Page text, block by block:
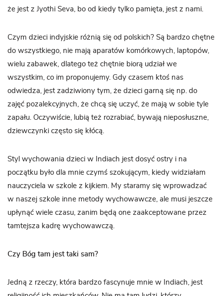
że jest z Jyothi Seva, bo od kiedy tylko pamięta, jest z nami.
Czym dzieci indyjskie różnią się od polskich? Są bardzo chętne
do wszystkiego, nie mają aparatów komórkowych, laptopów,
wielu zabawek, dlatego też chętnie biorą udział we
wszystkim, co im proponujemy. Gdy czasem ktoś nas
odwiedza, jest zadziwiony tym, że dzieci garną się np. do
zajęć pozalekcyjnych, że chcą się uczyć, że mają w sobie tyle
zapału. Oczywiście, lubią też rozrabiać, bywają nieposłuszne,
dziewczynki często się kłócą.
Styl wychowania dzieci w Indiach jest dosyć ostry i na
początku było dla mnie czymś szokującym, kiedy widziałam
nauczyciela w szkole z kijkiem. My staramy się wprowadzać
w naszej szkole inne metody wychowawcze, ale musi jeszcze
upłynąć wiele czasu, zanim będą one zaakceptowane przez
tamtejsza kadrę wychowawczą.
Czy Bóg tam jest taki sam?
Jedną z rzeczy, która bardzo fascynuje mnie w Indiach, jest